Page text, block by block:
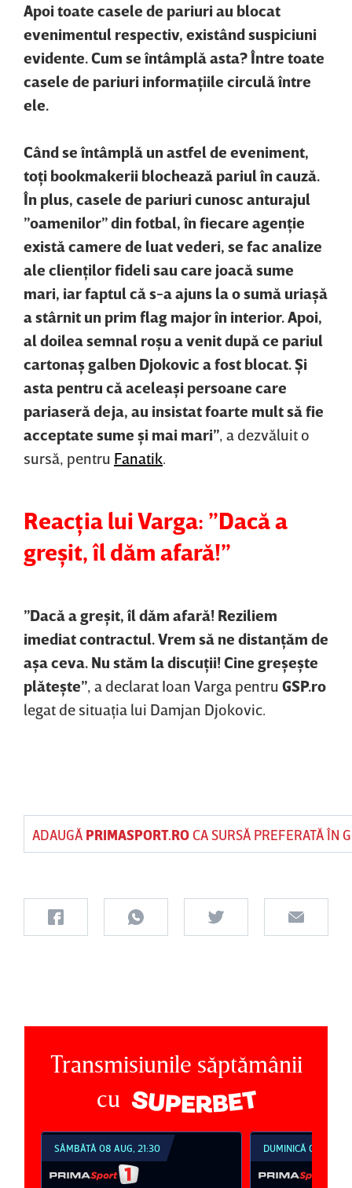
Apoi toate casele de pariuri au blocat
evenimentul respectiv, existând suspiciuni
evidente. Cum se întâmplă asta? Între toate
casele de pariuri informaţiile circulă între
ele.
Când se întâmplă un astfel de eveniment,
toţi bookmakerii blochează pariul în cauză.
În plus, casele de pariuri cunosc anturajul
”oamenilor” din fotbal, în fiecare agenţie
există camere de luat vederi, se fac analize
ale clienţilor fideli sau care joacă sume
mari, iar faptul că s-a ajuns la o sumă uriaşă
a stârnit un prim flag major în interior. Apoi,
al doilea semnal roşu a venit după ce pariul
cartonaş galben Djokovic a fost blocat. Şi
asta pentru că aceleaşi persoane care
pariaseră deja, au insistat foarte mult să fie
acceptate sume şi mai mari”, a dezvăluit o
sursă, pentru Fanatik.
Reacţia lui Varga: ”Dacă a
greşit, îl dăm afară!”
”Dacă a greşit, îl dăm afară! Reziliem
imediat contractul. Vrem să ne distanţăm de
aşa ceva. Nu stăm la discuţii! Cine greşeşte
plăteşte”, a declarat Ioan Varga pentru GSP.ro
legat de situaţia lui Damjan Djokovic.
ADAUGĂ PRIMASPORT.ROCA SURSĂ PREFERATĂ ÎN
Transmisiunile săptămânii
cu
SÂMBĂTĂ 08 AUG, 21:30 DUMINICĂ 09 AUG,